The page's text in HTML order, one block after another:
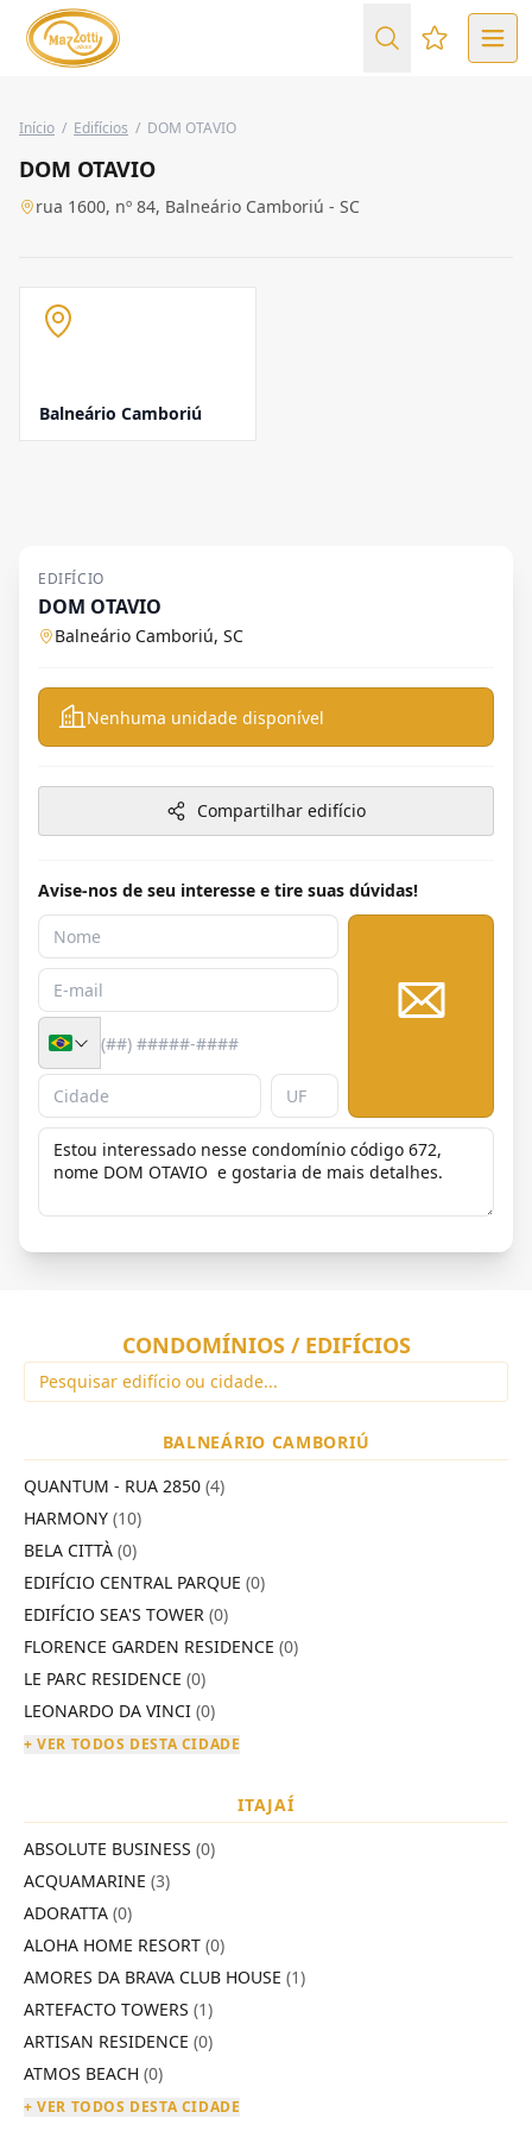
Favoritos
Início / Edifícios / DOM OTAVIO
DOM OTAVIO
rua 1600, nº 84, Balneário Camboriú - SC
Balneário Camboriú
EDIFÍCIO
DOM OTAVIO
Balneário Camboriú, SC
Nenhuma unidade disponível
Compartilhar edifício
Avise-nos de seu interesse e tire suas dúvidas!
CONDOMÍNIOS / EDIFÍCIOS
BALNEÁRIO CAMBORIÚ
QUANTUM - RUA 2850 (4)
HARMONY (10)
BELA CITTÀ (0)
EDIFÍCIO CENTRAL PARQUE (0)
EDIFÍCIO SEA'S TOWER (0)
FLORENCE GARDEN RESIDENCE (0)
LE PARC RESIDENCE (0)
LEONARDO DA VINCI (0)
+ VER TODOS DESTA CIDADE
ITAJAÍ
ABSOLUTE BUSINESS (0)
ACQUAMARINE (3)
ADORATTA (0)
ALOHA HOME RESORT (0)
AMORES DA BRAVA CLUB HOUSE (1)
ARTEFACTO TOWERS (1)
ARTISAN RESIDENCE (0)
ATMOS BEACH (0)
+ VER TODOS DESTA CIDADE